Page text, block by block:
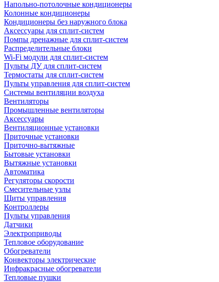
Напольно-потолочные кондиционеры
Колонные кондиционеры
Кондиционеры без наружного блока
Аксессуары для сплит-систем
Помпы дренажные для сплит-систем
Распределительные блоки
Wi-Fi модули для сплит-систем
Пульты ДУ для сплит-систем
Термостаты для сплит-систем
Пульты управления для сплит-систем
Системы вентиляции воздуха
Вентиляторы
Промышленные вентиляторы
Аксессуары
Вентиляционные установки
Приточные установки
Приточно-вытяжные
Бытовые установки
Вытяжные установки
Автоматика
Регуляторы скорости
Смесительные узлы
Щиты управления
Контроллеры
Пульты управления
Датчики
Электроприводы
Тепловое оборудование
Обогреватели
Конвекторы электрические
Инфракрасные обогреватели
Тепловые пушки